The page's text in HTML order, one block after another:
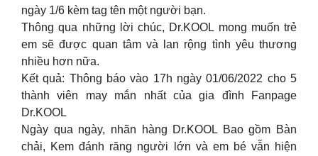
ngày 1/6 kèm tag tên một người bạn.
Thông qua những lời chúc, Dr.KOOL mong muốn trẻ
em sẽ được quan tâm và lan rộng tình yêu thương
nhiều hơn nữa.
Kết quả: Thông báo vào 17h ngày 01/06/2022 cho 5
thành viên may mắn nhất của gia đình Fanpage
Dr.KOOL
Ngày qua ngày, nhãn hàng Dr.KOOL Bao gồm Bàn
chải, Kem đánh răng người lớn và em bé vẫn hiện